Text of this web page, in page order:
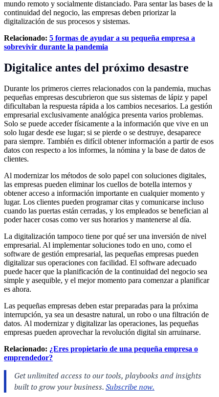
mundo remoto y socialmente distanciado. Para sentar las bases de la
continuidad del negocio, las empresas deben priorizar la
digitalización de sus procesos y sistemas.
Relacionado: 5 formas de ayudar a su pequeña empresa a
sobrevivir durante la pandemia
Digitalice antes del próximo desastre
Durante los primeros cierres relacionados con la pandemia, muchas
pequeñas empresas descubrieron que sus sistemas de lápiz y papel
dificultaban la respuesta rápida a los cambios necesarios. La gestión
empresarial exclusivamente analógica presenta varios problemas.
Solo se puede acceder físicamente a la información que vive en un
solo lugar desde ese lugar; si se pierde o se destruye, desaparece
para siempre. También es difícil obtener información a partir de esos
datos con respecto a los informes, la nómina y la base de datos de
clientes.
Al modernizar los métodos de solo papel con soluciones digitales,
las empresas pueden eliminar los cuellos de botella internos y
obtener acceso a información importante en cualquier momento y
lugar. Los clientes pueden programar citas y comunicarse incluso
cuando las puertas están cerradas, y los empleados se benefician al
poder hacer cosas como ver sus horarios y mantenerse al día.
La digitalización tampoco tiene por qué ser una inversión de nivel
empresarial. Al implementar soluciones todo en uno, como el
software de gestión empresarial, las pequeñas empresas pueden
digitalizar sus operaciones con facilidad. El software adecuado
puede hacer que la planificación de la continuidad del negocio sea
simple y asequible, y el mejor momento para comenzar a planificar
es ahora.
Las pequeñas empresas deben estar preparadas para la próxima
interrupción, ya sea un desastre natural, un robo o una filtración de
datos. Al modernizar y digitalizar las operaciones, las pequeñas
empresas pueden aprovechar la revolución digital sin arruinarse.
Relacionado: ¿Eres propietario de una pequeña empresa o
emprendedor?